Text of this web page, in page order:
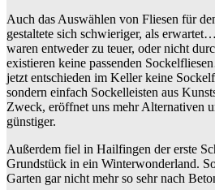
Auch das Auswählen von Fliesen für
gestaltete sich schwieriger, als
waren entweder zu teuer, oder nicht
existieren keine passenden
jetzt entschieden im Keller keine
sondern einfach Sockelleisten aus
Zweck, eröffnet uns mehr Alternativen
günstiger.
Außerdem fiel in Hailfingen der erste
Grundstück in ein Winterwonderland.
Garten gar nicht mehr so sehr nach